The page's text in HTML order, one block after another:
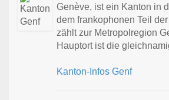
Genève, ist ein Kanton in
dem frankophonen Teil
zählt zur Metropolregion
Hauptort ist die
Kanton-Infos Genf